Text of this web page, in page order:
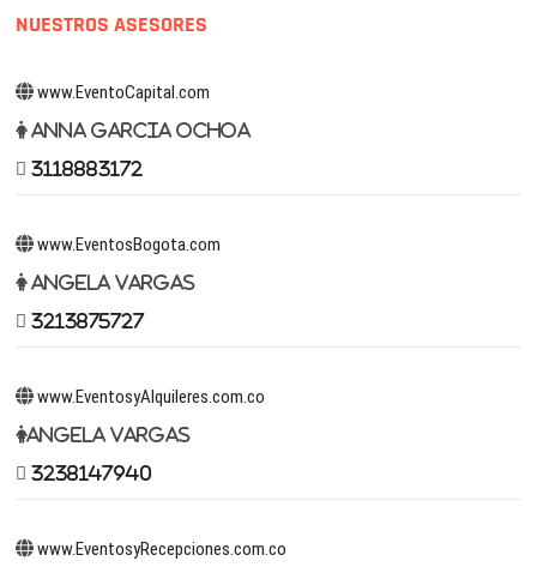
NUESTROS ASESORES
www.EventoCapital.com
Anna Garcia Ochoa
3118883172
www.EventosBogota.com
Angela Vargas
3213875727
www.EventosyAlquileres.com.co
Angela Vargas
3238147940
www.EventosyRecepciones.com.co